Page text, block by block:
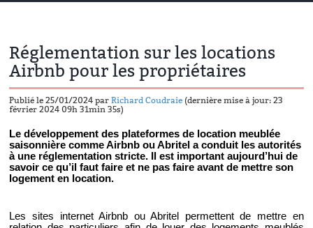
Réglementation sur les locations
Airbnb pour les propriétaires
Publié le 25/01/2024 parRichard Coudraie (dernière mise à jour: 23
février 2024 09h 31min 35s)
Le développement des plateformes de location meublée
saisonnière comme Airbnb ou Abritel a conduit les autorités
à une réglementation stricte. Il est important aujourd’hui de
savoir ce qu’il faut faire et ne pas faire avant de mettre son
logement en location.
Les sites internet Airbnb ou Abritel permettent de mettre en